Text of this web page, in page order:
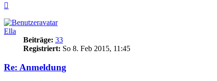
Ella
Beiträge: 33
Registriert: So 8. Feb 2015, 11:45
Re: Anmeldung